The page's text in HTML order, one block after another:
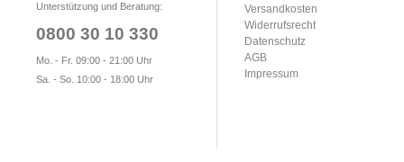
Unterstützung und Beratung:
0800 30 10 330
Mo. - Fr. 09:00 - 21:00 Uhr
Sa. - So. 10:00 - 18:00 Uhr
Versandkosten
Widerrufsrecht
Datenschutz
AGB
Impressum